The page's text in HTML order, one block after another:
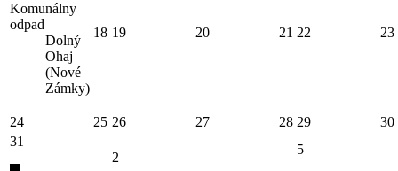
Komunálny
odpad
Dolný
Ohaj
(Nové
Zámky)
18 19 20 21 22 23
24 25 26 27 28 29
30
31
2
5